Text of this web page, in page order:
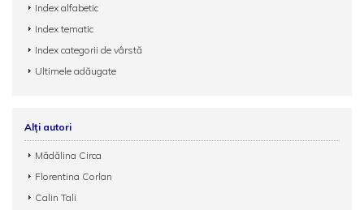
Index alfabetic
Index tematic
Index categorii de vârstă
Ultimele adăugate
Alți autori
Mădălina Circa
Florentina Corlan
Calin Tali